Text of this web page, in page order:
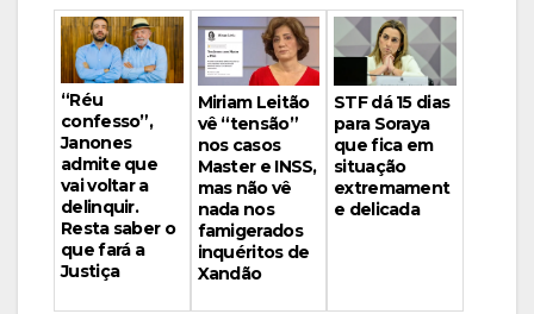
“Réu
confesso”,
Janones
admite que
vai voltar a
delinquir.
Resta saber o
que fará a
Justiça
Miriam Leitão
vê “tensão”
nos casos
Master e INSS,
mas não vê
nada nos
famigerados
inquéritos de
Xandão
STF dá 15 dias
para Soraya
que fica em
situação
extremament
e delicada